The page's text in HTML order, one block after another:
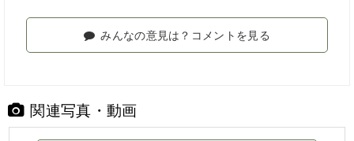
みんなの意見は？コメントを見る
関連写真・動画